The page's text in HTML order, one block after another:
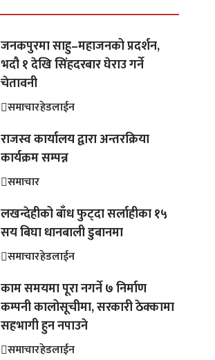
जनकपुरमा साहु–महाजनको प्रदर्शन,
भदौ १ देखि सिंहदरबार घेराउ गर्ने
चेतावनी
समाचारहेडलाईन
राजस्व कार्यालय द्वारा अन्तरक्रिया
कार्यक्रम सम्पन्न
समाचार
लखन्देहीको बाँध फुट्दा सर्लाहीका १५
सय बिघा धानबाली डुबानमा
समाचारहेडलाईन
काम समयमा पूरा नगर्ने ७ निर्माण
कम्पनी कालोसूचीमा, सरकारी ठेक्कामा
सहभागी हुन नपाउने
समाचारहेडलाईन